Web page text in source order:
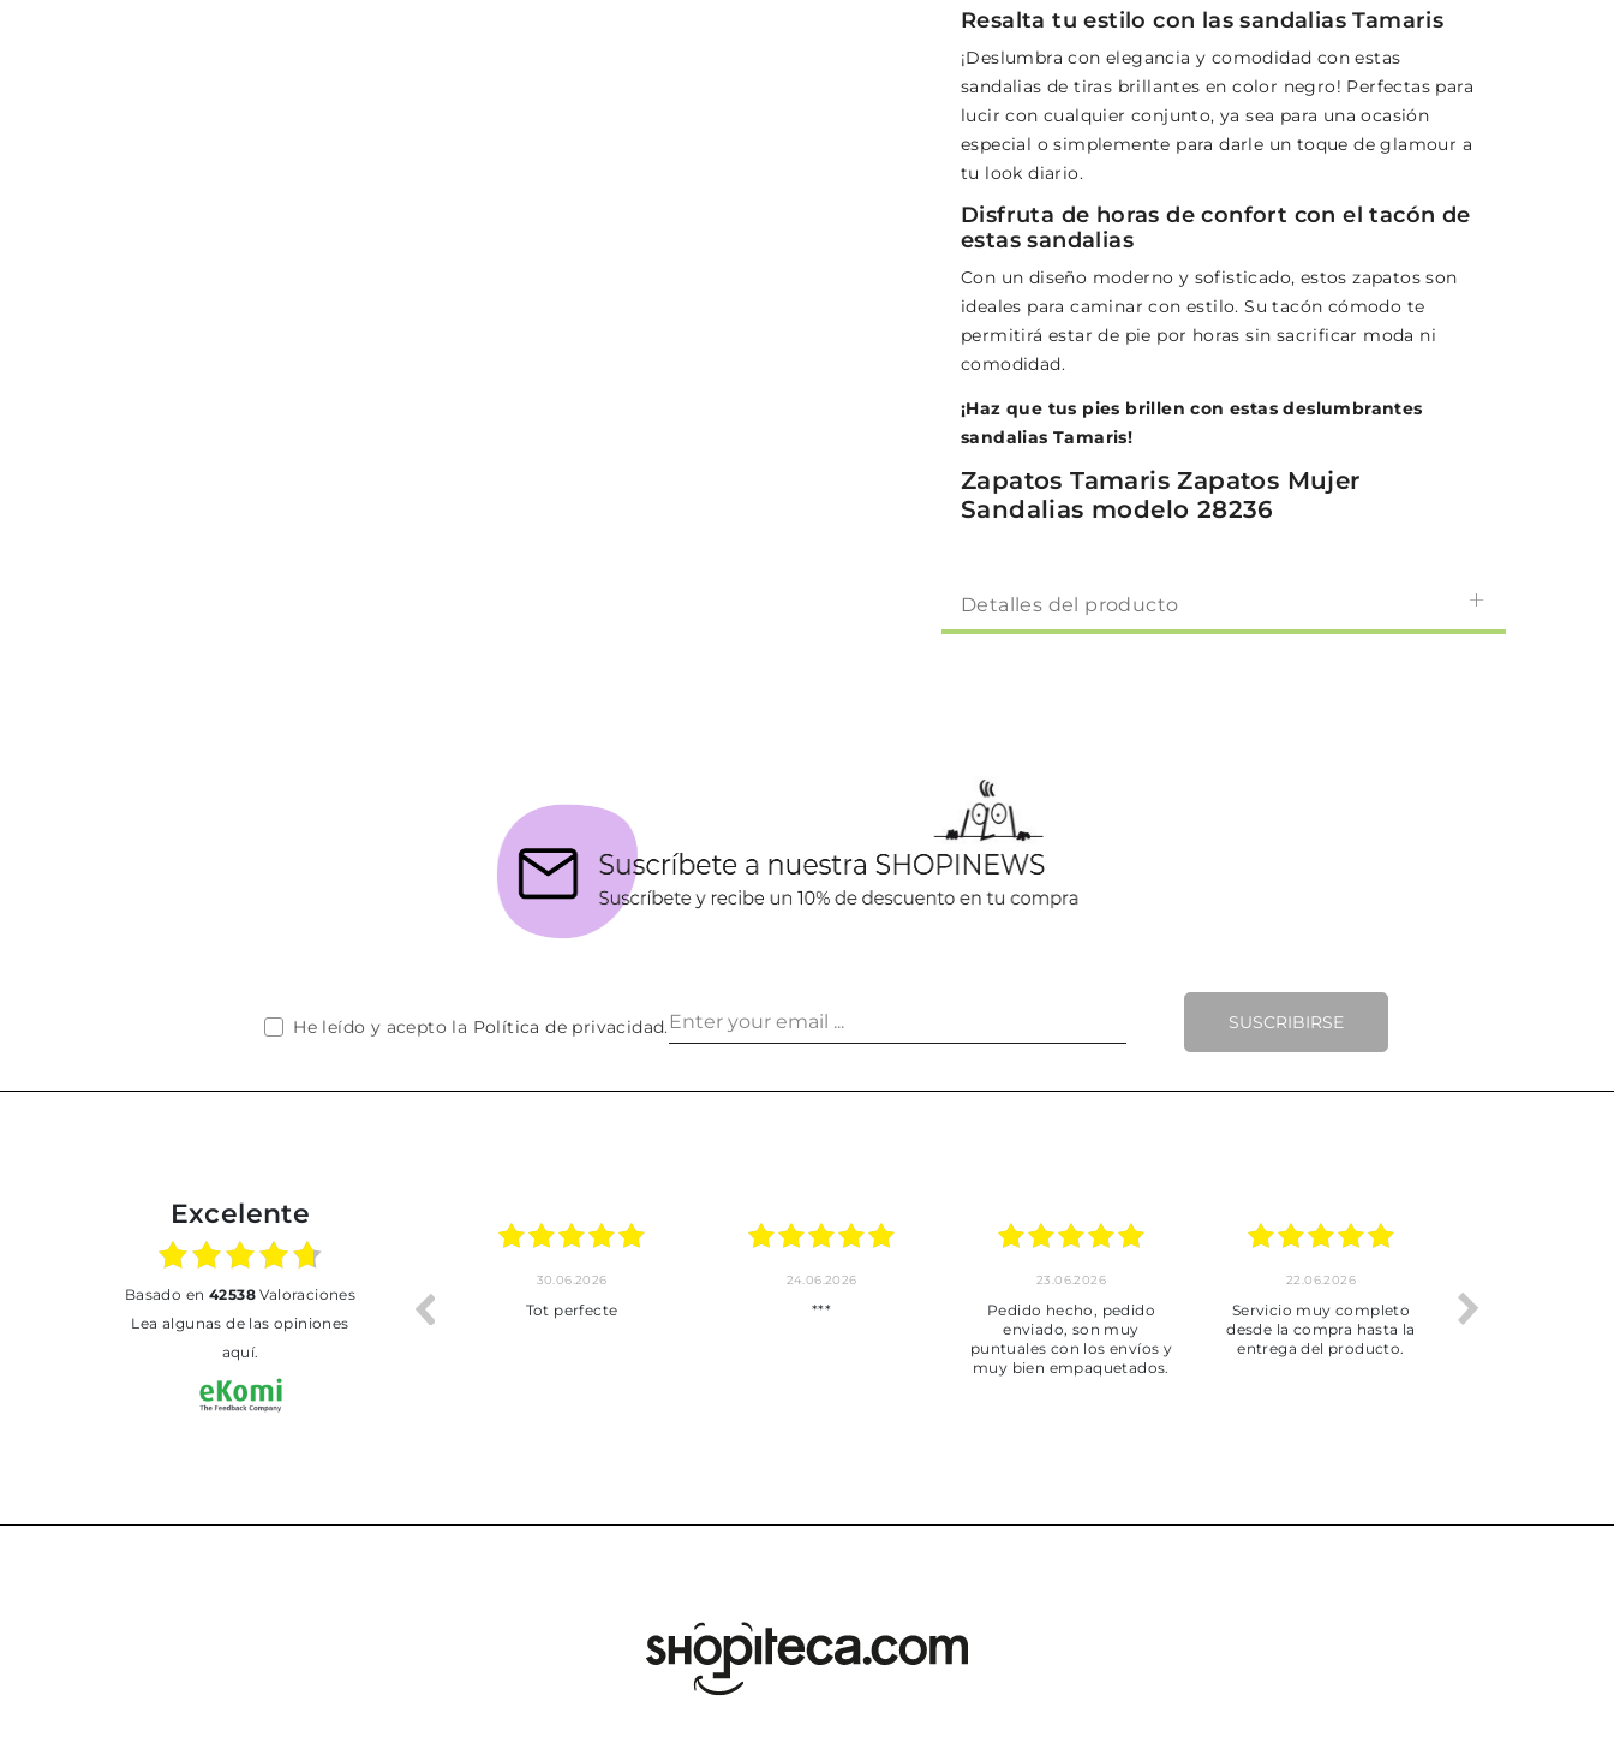
Resalta tu estilo con las sandalias Tamaris
¡Deslumbra con elegancia y comodidad con estas
sandalias de tiras brillantes en color negro! Perfectas para
lucir con cualquier conjunto, ya sea para una ocasión
especial o simplemente para darle un toque de glamour a
tu look diario.
Disfruta de horas de confort con el tacón de
estas sandalias
Con un diseño moderno y sofisticado, estos zapatos son
ideales para caminar con estilo. Su tacón cómodo te
permitirá estar de pie por horas sin sacrificar moda ni
comodidad.
¡Haz que tus pies brillen con estas deslumbrantes
sandalias Tamaris!
Zapatos Tamaris Zapatos Mujer
Sandalias modelo 28236
Detalles del producto
SUSCRIBIRSE
He leído y acepto la Política de privacidad.
Excelente
basado en 42538Valoraciones
Lea algunas de las opiniones
aquí.
30.06.2026
Tot perfecte
24.06.2026
***
23.06.2026
Pedido hecho, pedido
enviado, son muy
puntuales con los envíos y
muy bien empaquetados.
22.06.2026
Servicio muy completo
desde la compra hasta la
entrega del producto.